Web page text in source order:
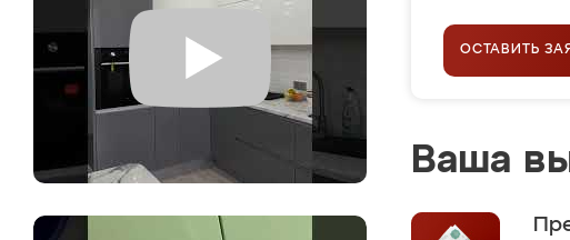
ОСТАВИТЬ
Ваша